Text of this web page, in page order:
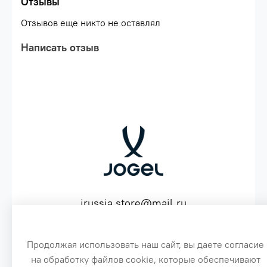
белый\nКоличество: 1 пара
Отзывов еще никто не оставлял
Написать отзыв
jrussia.store@mail.ru
Продолжая использовать наш сайт, вы даете согласие
на обработку файлов cookie, которые обеспечивают
3